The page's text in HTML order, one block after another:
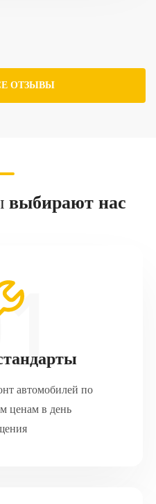
ОТЗЫВЫ
выбирают нас
автомобилей по
ценам в день